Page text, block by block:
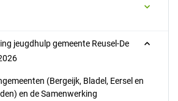
jeugdhulp gemeente Reusel-De
(Bergeijk, Bladel, Eersel en
en de Samenwerking